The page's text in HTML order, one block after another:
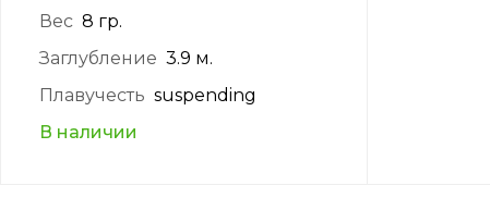
Вес 8 гр.
Заглубление 3.9 м.
Плавучесть suspending
В наличии